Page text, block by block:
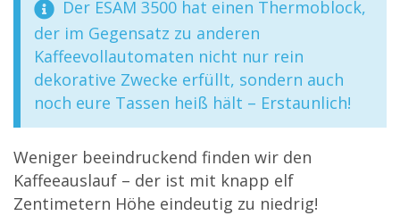
Der ESAM 3500 hat einen Thermoblock,
der im Gegensatz zu anderen
Kaffeevollautomaten nicht nur rein
dekorative Zwecke erfüllt, sondern auch
noch eure Tassen heiß hält – Erstaunlich!
Weniger beeindruckend finden wir den
Kaffeeauslauf – der ist mit knapp elf
Zentimetern Höhe eindeutig zu niedrig!